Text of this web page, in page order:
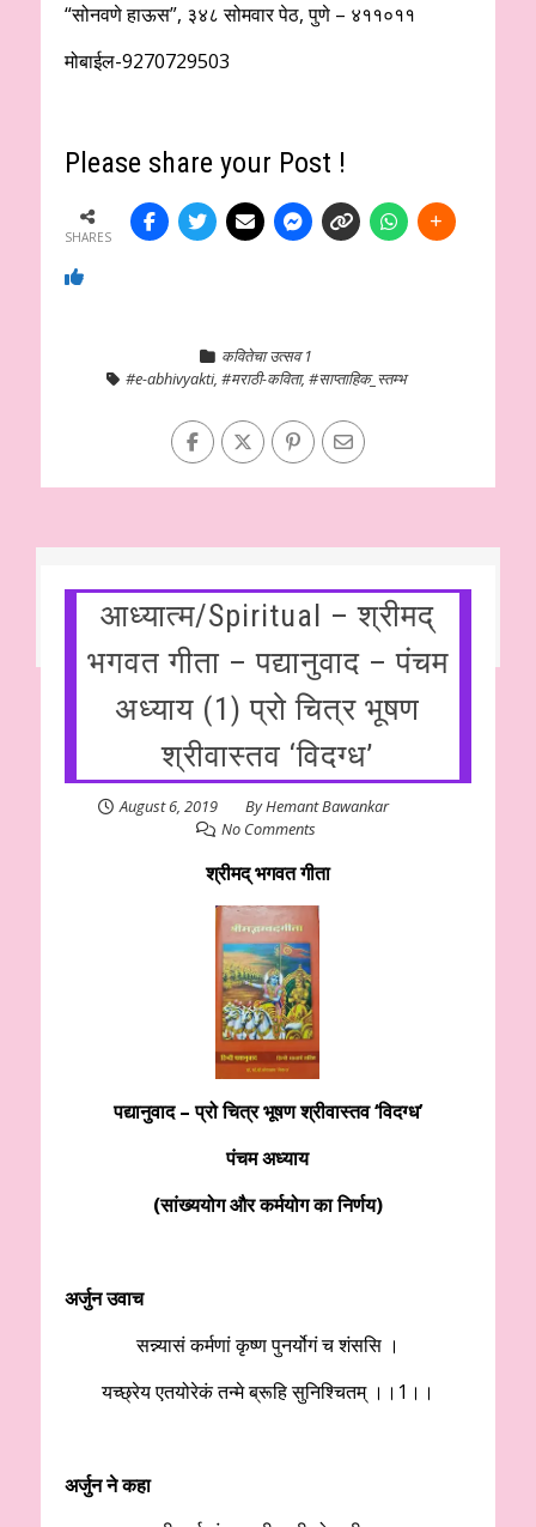
“सोनवणे हाऊस”, ३४८ सोमवार पेठ, पुणे – ४११०११
मोबाईल-9270729503
Please share your Post !
SHARES
कवितेचा उत्सव 1
#e-abhivyakti, #मराठी-कविता, #साप्ताहिक_स्तम्भ
आध्यात्म/Spiritual – श्रीमद्
भगवत गीता – पद्यानुवाद – पंचम
अध्याय (1) प्रो चित्र भूषण
श्रीवास्तव ‘विदग्ध’
August 6, 2019 ByHemant Bawankar
No Comments
श्रीमद् भगवत गीता
पद्यानुवाद – प्रो चित्र भूषण श्रीवास्तव ‘विदग्ध’
पंचम अध्याय
(सांख्ययोग और कर्मयोग का निर्णय)
अर्जुन उवाच
सन्न्यासं कर्मणां कृष्ण पुनर्योगं च शंससि ।
यच्छ्रेय एतयोरेकं तन्मे ब्रूहि सुनिश्चितम्‌ ।।1।।
अर्जुन ने कहा